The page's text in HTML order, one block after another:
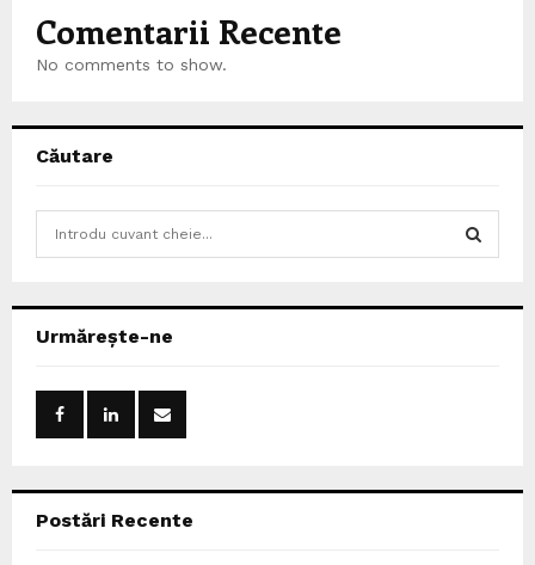
Comentarii Recente
No comments to show.
Căutare
h
Urmărește-ne
Postări Recente